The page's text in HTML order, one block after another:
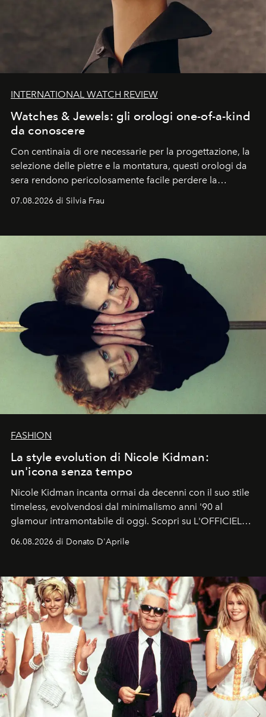
INTERNATIONAL WATCH REVIEW
Watches & Jewels: gli orologi one-of-a-kind
da conoscere
Con centinaia di ore necessarie per la progettazione, la
selezione delle pietre e la montatura, questi orologi da
sera rendono pericolosamente facile perdere la
cognizione del tempo. Ma con quadranti così
07.08.2026 di Silvia Frau
FASHION
La style evolution di Nicole Kidman:
un'icona senza tempo
Nicole Kidman incanta ormai da decenni con il suo stile
timeless, evolvendosi dal minimalismo anni '90 al
glamour intramontabile di oggi. Scopri su L'OFFICIEL
Italia la sua style evolution.
06.08.2026 di Donato D'Aprile